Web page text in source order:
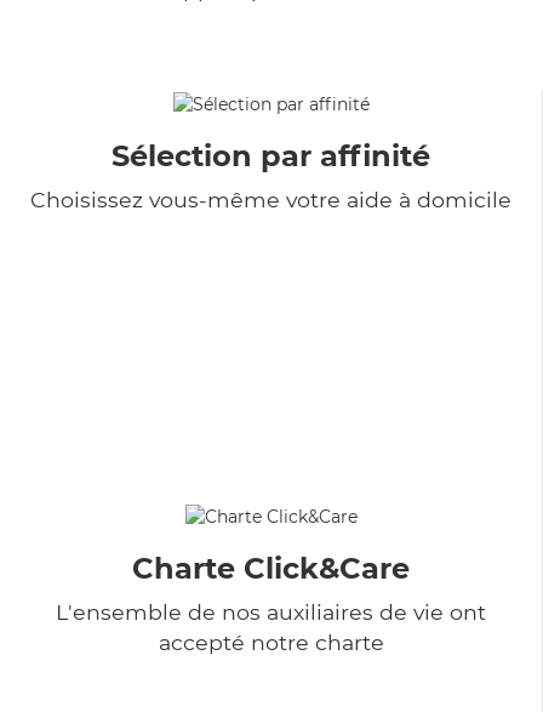
Sélection par affinité
Choisissez vous-même votre aide à domicile
Charte Click&Care
L'ensemble de nos auxiliaires de vie ont
accepté notre charte